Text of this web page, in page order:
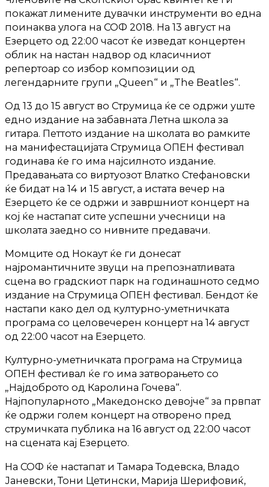
покажат лимените дувачки инструменти во една
поинаква улога на СОФ 2018. На 13 август на
Езерцето од 22:00 часот ќе изведат концертен
облик на настан надвор од класичниот
репертоар со избор композиции од
легендарните групи „Queen“ и „The Beatles“.
Од 13 до 15 август во Струмица ќе се одржи уште
едно издание на забавната Летна школа за
гитара. Петтото издание на школата во рамките
на манифестацијата Струмица ОПЕН фестивал
годинава ќе го има најсилното издание.
Предавањата со виртуозот Влатко Стефановски
ќе бидат на 14 и 15 август, а истата вечер на
Езерцето ќе се одржи и завршниот концерт на
кој ќе настапат сите успешни учесници на
школата заедно со нивните предавачи.
Момците од Нокаут ќе ги донесат
најромантичните звуци на препознатливата
сцена во градскиот парк на годинашното седмо
издание на Струмица ОПЕН фестивал. Бендот ќе
настапи како дел од културно-уметничката
програма со целовечерен концерт на 14 август
од 22:00 часот на Езерцето.
Културно-уметничката програма на Струмица
ОПЕН фестивал ќе го има затворањето со
„Најдоброто од Каролина Гочева“.
Најпопуларното „Македонско девојче“ за првпат
ќе одржи голем концерт на отворено пред
струмичката публика на 16 август од 22:00 часот
на сцената кај Езерцето.
На СОФ ќе настапат и Тамара Тодевска, Владо
Јаневски, Тони Цетински, Марија Шерифовиќ,